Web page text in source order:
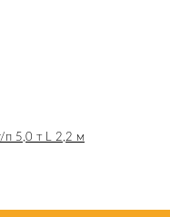
п 5,0 т L 2,2 м